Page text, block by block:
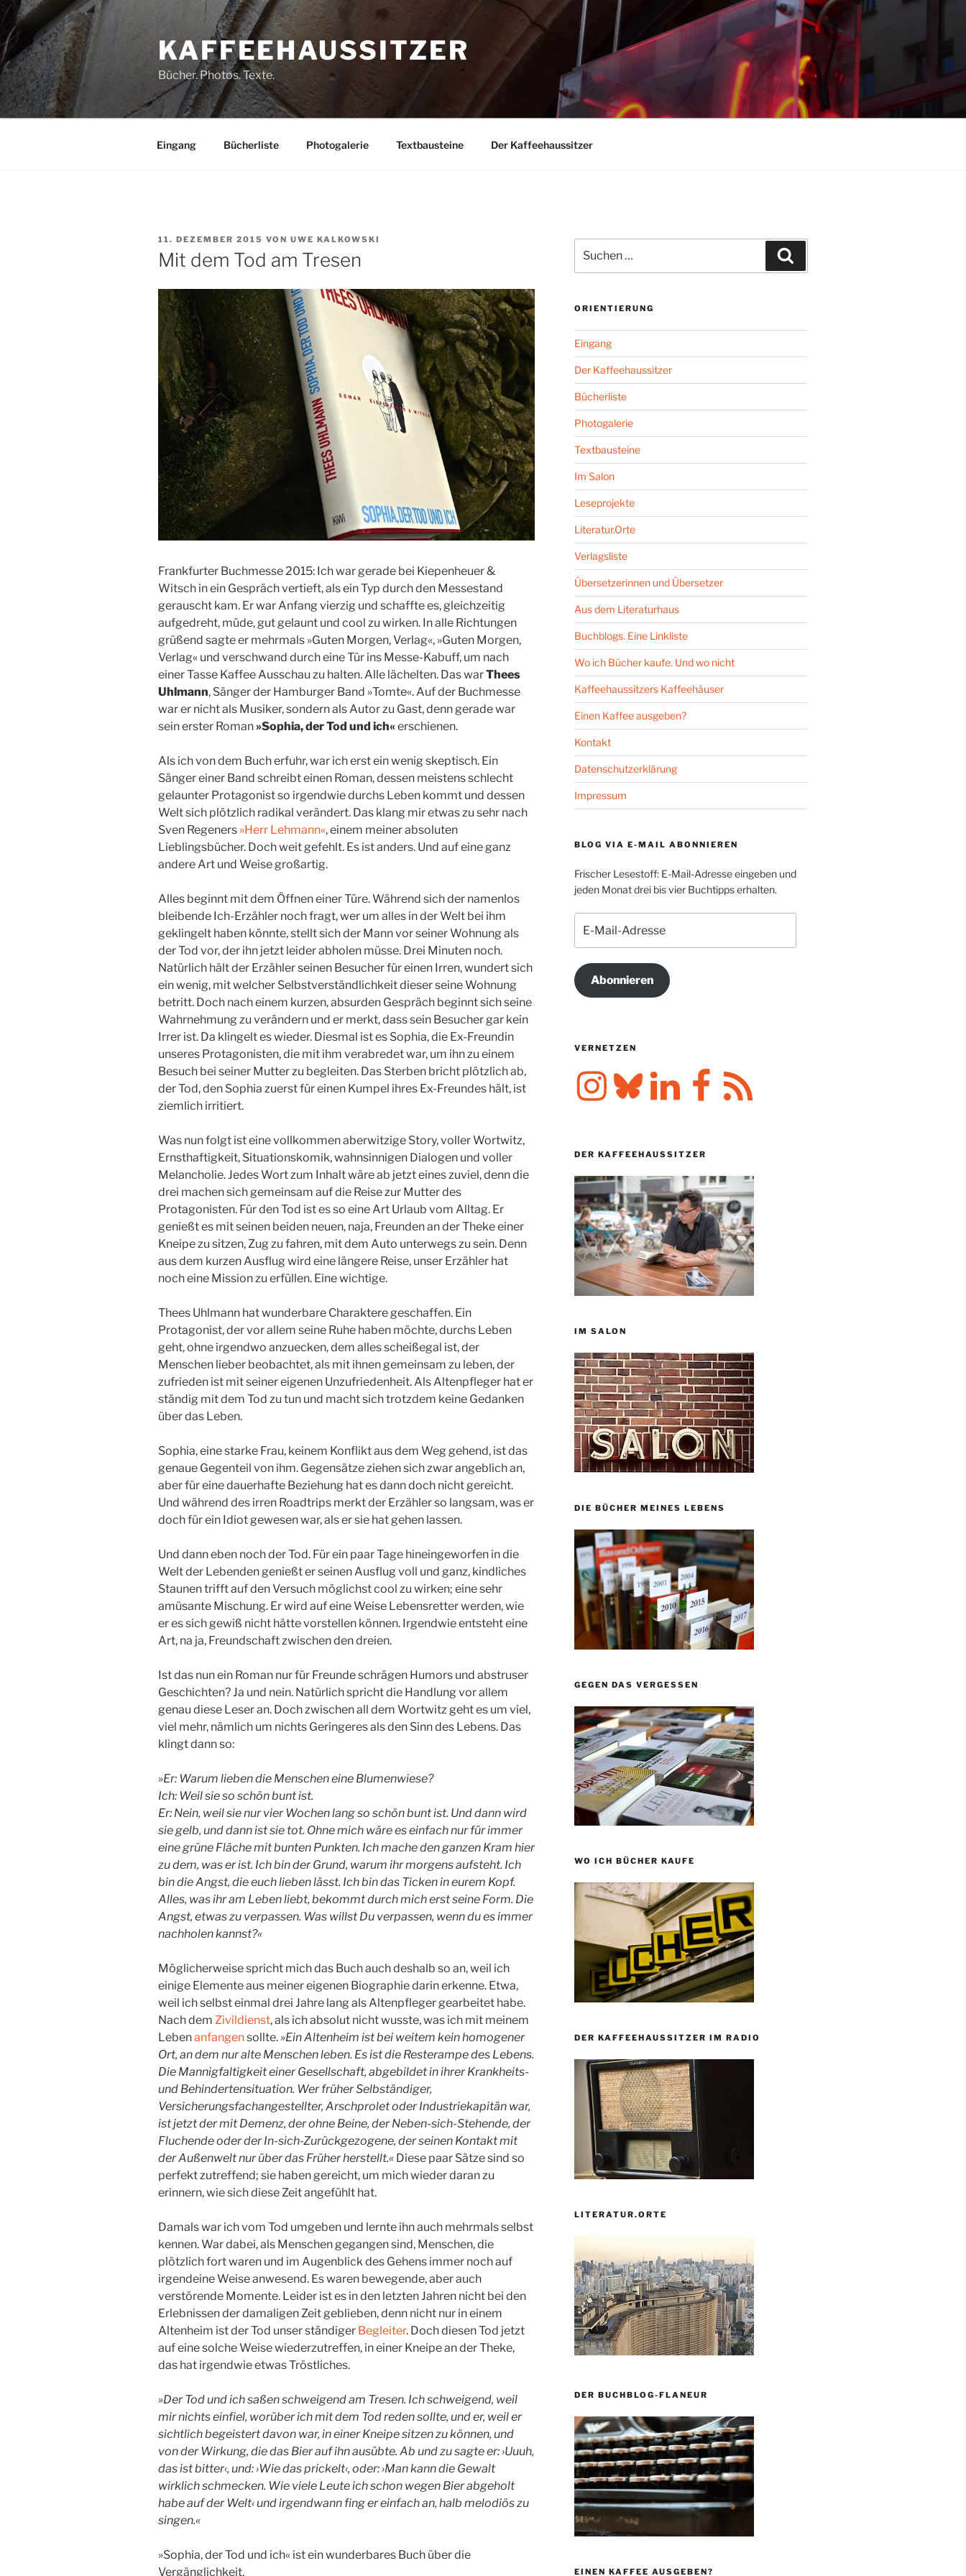
Zum
Inhalt
springen
KAFFEEHAUSSITZER
Bücher. Photos. Texte.
Eingang Bücherliste Photogalerie Textbausteine Der Kaffeehaussitzer
VERÖFFENTLICHT
AM
11. DEZEMBER 2015 VON UWE KALKOWSKI
Mit dem Tod am Tresen
Frankfurter Buchmesse 2015: Ich war gerade bei Kiepenheuer &
Witsch in ein Gespräch vertieft, als ein Typ durch den Messestand
gerauscht kam. Er war Anfang vierzig und schaffte es, gleichzeitig
aufgedreht, müde, gut gelaunt und cool zu wirken. In alle Richtungen
grüßend sagte er mehrmals »Guten Morgen, Verlag«, »Guten Morgen,
Verlag« und verschwand durch eine Tür ins Messe-Kabuff, um nach
einer Tasse Kaffee Ausschau zu halten. Alle lächelten. Das warThees
Uhlmann, Sänger der Hamburger Band »Tomte«. Auf der Buchmesse
war er nicht als Musiker, sondern als Autor zu Gast, denn gerade war
sein erster Roman »Sophia, der Tod und ich« erschienen.
Als ich von dem Buch erfuhr, war ich erst ein wenig skeptisch. Ein
Sänger einer Band schreibt einen Roman, dessen meistens schlecht
gelaunter Protagonist so irgendwie durchs Leben kommt und dessen
Welt sich plötzlich radikal verändert. Das klang mir etwas zu sehr nach
Sven Regeners »Herr Lehmann«, einem meiner absoluten
Lieblingsbücher. Doch weit gefehlt. Es ist anders. Und auf eine ganz
andere Art und Weise großartig.
Alles beginnt mit dem Öffnen einer Türe. Während sich der namenlos
bleibende Ich-Erzähler noch fragt, wer um alles in der Welt bei ihm
geklingelt haben könnte, stellt sich der Mann vor seiner Wohnung als
der Tod vor, der ihn jetzt leider abholen müsse. Drei Minuten noch.
Natürlich hält der Erzähler seinen Besucher für einen Irren, wundert sich
ein wenig, mit welcher Selbstverständlichkeit dieser seine Wohnung
betritt. Doch nach einem kurzen, absurden Gespräch beginnt sich seine
Wahrnehmung zu verändern und er merkt, dass sein Besucher gar kein
Irrer ist. Da klingelt es wieder. Diesmal ist es Sophia, die Ex-Freundin
unseres Protagonisten, die mit ihm verabredet war, um ihn zu einem
Besuch bei seiner Mutter zu begleiten. Das Sterben bricht plötzlich ab,
der Tod, den Sophia zuerst für einen Kumpel ihres Ex-Freundes hält, ist
ziemlich irritiert.
Was nun folgt ist eine vollkommen aberwitzige Story, voller Wortwitz,
Ernsthaftigkeit, Situationskomik, wahnsinnigen Dialogen und voller
Melancholie. Jedes Wort zum Inhalt wäre ab jetzt eines zuviel, denn die
drei machen sich gemeinsam auf die Reise zur Mutter des
Protagonisten. Für den Tod ist es so eine Art Urlaub vom Alltag. Er
genießt es mit seinen beiden neuen, naja, Freunden an der Theke einer
Kneipe zu sitzen, Zug zu fahren, mit dem Auto unterwegs zu sein. Denn
aus dem kurzen Ausflug wird eine längere Reise, unser Erzähler hat
noch eine Mission zu erfüllen. Eine wichtige.
Thees Uhlmann hat wunderbare Charaktere geschaffen. Ein
Protagonist, der vor allem seine Ruhe haben möchte, durchs Leben
geht, ohne irgendwo anzuecken, dem alles scheißegal ist, der
Menschen lieber beobachtet, als mit ihnen gemeinsam zu leben, der
zufrieden ist mit seiner eigenen Unzufriedenheit. Als Altenpfleger hat er
ständig mit dem Tod zu tun und macht sich trotzdem keine Gedanken
über das Leben.
Sophia, eine starke Frau, keinem Konflikt aus dem Weg gehend, ist das
genaue Gegenteil von ihm. Gegensätze ziehen sich zwar angeblich an,
aber für eine dauerhafte Beziehung hat es dann doch nicht gereicht.
Und während des irren Roadtrips merkt der Erzähler so langsam, was er
doch für ein Idiot gewesen war, als er sie hat gehen lassen.
Und dann eben noch der Tod. Für ein paar Tage hineingeworfen in die
Welt der Lebenden genießt er seinen Ausflug voll und ganz, kindliches
Staunen trifft auf den Versuch möglichst cool zu wirken; eine sehr
amüsante Mischung. Er wird auf eine Weise Lebensretter werden, wie
er es sich gewiß nicht hätte vorstellen können. Irgendwie entsteht eine
Art, na ja, Freundschaft zwischen den dreien.
Ist das nun ein Roman nur für Freunde schrägen Humors und abstruser
Geschichten? Ja und nein. Natürlich spricht die Handlung vor allem
genau diese Leser an. Doch zwischen all dem Wortwitz geht es um viel,
viel mehr, nämlich um nichts Geringeres als den Sinn des Lebens. Das
klingt dann so:
»Er: Warum lieben die Menschen eine Blumenwiese?
Ich: Weil sie so schön bunt ist.
Er: Nein, weil sie nur vier Wochen lang so schön bunt ist. Und dann wird
sie gelb, und dann ist sie tot. Ohne mich wäre es einfach nur für immer
eine grüne Fläche mit bunten Punkten. Ich mache den ganzen Kram hier
zu dem, was er ist. Ich bin der Grund, warum ihr morgens aufsteht. Ich
bin die Angst, die euch lieben lässt. Ich bin das Ticken in eurem Kopf.
Alles, was ihr am Leben liebt, bekommt durch mich erst seine Form. Die
Angst, etwas zu verpassen. Was willst Du verpassen, wenn du es immer
nachholen kannst?«
Möglicherweise spricht mich das Buch auch deshalb so an, weil ich
einige Elemente aus meiner eigenen Biographie darin erkenne. Etwa,
weil ich selbst einmal drei Jahre lang als Altenpfleger gearbeitet habe.
Nach dem Zivildienst, als ich absolut nicht wusste, was ich mit meinem
Lebenanfangensollte.»Ein Altenheim ist bei weitem kein homogener
Ort, an dem nur alte Menschen leben. Es ist die Resterampe des Lebens.
Die Mannigfaltigkeit einer Gesellschaft, abgebildet in ihrer Krankheits-
und Behindertensituation. Wer früher Selbständiger,
Versicherungsfachangestellter, Arschprolet oder Industriekapitän war,
ist jetzt der mit Demenz, der ohne Beine, der Neben-sich-Stehende, der
Fluchende oder der In-sich-Zurückgezogene, der seinen Kontakt mit
der Außenwelt nur über das Früher herstellt.« Diese paar Sätze sind so
perfekt zutreffend; sie haben gereicht, um mich wieder daran zu
erinnern, wie sich diese Zeit angefühlt hat.
Damals war ich vom Tod umgeben und lernte ihn auch mehrmals selbst
kennen. War dabei, als Menschen gegangen sind, Menschen, die
plötzlich fort waren und im Augenblick des Gehens immer noch auf
irgendeine Weise anwesend. Es waren bewegende, aber auch
verstörende Momente. Leider ist es in den letzten Jahren nicht bei den
Erlebnissen der damaligen Zeit geblieben, denn nicht nur in einem
Altenheim ist der Tod unser ständiger Begleiter. Doch diesen Tod jetzt
auf eine solche Weise wiederzutreffen, in einer Kneipe an der Theke,
das hat irgendwie etwas Tröstliches.
»Der Tod und ich saßen schweigend am Tresen. Ich schweigend, weil
mir nichts einfiel, worüber ich mit dem Tod reden sollte, und er, weil er
sichtlich begeistert davon war, in einer Kneipe sitzen zu können, und
von der Wirkung, die das Bier auf ihn ausübte. Ab und zu sagte er: ›Uuuh,
das ist bitter‹, und: ›Wie das prickelt‹, oder: ›Man kann die Gewalt
wirklich schmecken. Wie viele Leute ich schon wegen Bier abgeholt
habe auf der Welt‹ und irgendwann fing er einfach an, halb melodiös zu
singen.«
»Sophia, der Tod und ich« ist ein wunderbares Buch über die
Vergänglichkeit.
nach:
ORIENTIERUNG
Eingang
Der Kaffeehaussitzer
Bücherliste
Photogalerie
Textbausteine
Im Salon
Leseprojekte
Literatur.Orte
Verlagsliste
Übersetzerinnen und Übersetzer
Aus dem Literaturhaus
Buchblogs. Eine Linkliste
Wo ich Bücher kaufe. Und wo nicht
Kaffeehaussitzers Kaffeehäuser
Einen Kaffee ausgeben?
Kontakt
Datenschutzerklärung
Impressum
BLOG VIA E-MAIL ABONNIEREN
Frischer Lesestoff: E-Mail-Adresse eingeben und
jeden Monat drei bis vier Buchtipps erhalten.
Mail-
Adresse
Abonnieren
VERNETZEN
InstagramBluesky LinkedIn FacebookRSS-
Feed
DER KAFFEEHAUSSITZER
IM SALON
DIE BÜCHER MEINES LEBENS
GEGEN DAS VERGESSEN
WO ICH BÜCHER KAUFE
DER KAFFEEHAUSSITZER IM RADIO
LITERATUR.ORTE
DER BUCHBLOG-FLANEUR
EINEN KAFFEE AUSGEBEN?